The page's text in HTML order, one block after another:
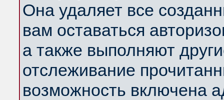
Она удаляет все
вам оставаться
а также выполняют
отслеживание
возможность включена